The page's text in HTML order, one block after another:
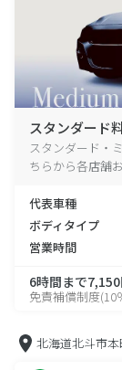
スタンダード
スタンダード・
ちらから各店舗
代表車種
ボディタイプ
営業時間
6時間まで
免責補償制度(10
北海道北斗市